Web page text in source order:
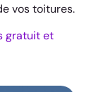
vos toitures.
gratuit et